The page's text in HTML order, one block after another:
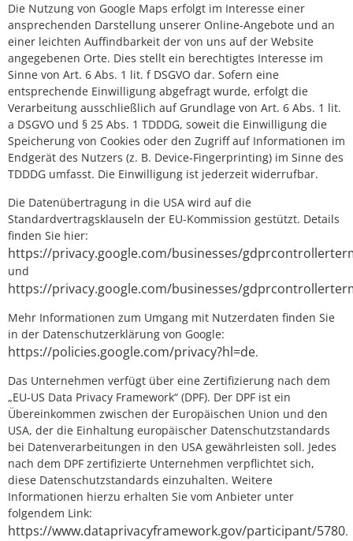
Die Nutzung von Google Maps erfolgt im Interesse einer
ansprechenden Darstellung unserer Online-Angebote und an
einer leichten Auffindbarkeit der von uns auf der Website
angegebenen Orte. Dies stellt ein berechtigtes Interesse im
Sinne von Art. 6 Abs. 1 lit. f DSGVO dar. Sofern eine
entsprechende Einwilligung abgefragt wurde, erfolgt die
Verarbeitung ausschließlich auf Grundlage von Art. 6 Abs. 1 lit.
a DSGVO und § 25 Abs. 1 TDDDG, soweit die Einwilligung die
Speicherung von Cookies oder den Zugriff auf Informationen im
Endgerät des Nutzers (z. B. Device-Fingerprinting) im Sinne des
TDDDG umfasst. Die Einwilligung ist jederzeit widerrufbar.
Die Datenübertragung in die USA wird auf die
Standardvertragsklauseln der EU-Kommission gestützt. Details
finden Sie hier:
https://privacy.google.com/businesses/
und
https://privacy.google.com/businesses/
Mehr Informationen zum Umgang mit Nutzerdaten finden Sie
in der Datenschutzerklärung von Google:
https://policies.google.com/privacy?hl=de.
Das Unternehmen verfügt über eine Zertifizierung nach dem
„EU-US Data Privacy Framework“ (DPF). Der DPF ist ein
Übereinkommen zwischen der Europäischen Union und den
USA, der die Einhaltung europäischer Datenschutzstandards
bei Datenverarbeitungen in den USA gewährleisten soll. Jedes
nach dem DPF zertifizierte Unternehmen verpflichtet sich,
diese Datenschutzstandards einzuhalten. Weitere
Informationen hierzu erhalten Sie vom Anbieter unter
folgendem Link:
https://www.dataprivacyframework.gov/participant/5780.